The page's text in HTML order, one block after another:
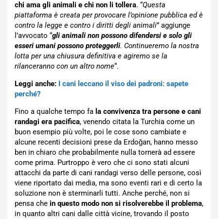
chi ama gli animali e chi non li tollera. “Questa
piattaforma è creata per provocare l’opinione pubblica ed è
contro la legge e contro i diritti degli animali” aggiunge
l’avvocato “gli animali non possono difendersi e solo gli
esseri umani possono proteggerli. Continueremo la nostra
lotta per una chiusura definitiva e agiremo se la
rilanceranno con un altro nome“.
Leggi anche:
I cani leccano il viso dei padroni: sapete
perché?
Fino a qualche tempo fa la convivenza tra persone e cani
randagi era pacifica, venendo citata la Turchia come un
buon esempio più volte, poi le cose sono cambiate e
alcune recenti decisioni prese da Erdoğan, hanno messo
ben in chiaro che probabilmente nulla tornerà ad essere
come prima. Purtroppo è vero che ci sono stati alcuni
attacchi da parte di cani randagi verso delle persone, così
viene riportato dai media, ma sono eventi rari e di certo la
soluzione non è sterminarli tutti. Anche perché, non si
pensa che in questo modo non si risolverebbe il problema,
in quanto altri cani dalle città vicine, trovando il posto